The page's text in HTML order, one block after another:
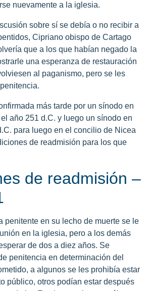
nuevamente a la iglesia.
sobre sí se debía o no recibir a
Cipriano obispo de Cartago
que a los que habían negado la
una esperanza de restauración
al paganismo, pero se les
más tarde por un sínodo en
año 251 d.C. y luego un sínodo en
para luego en el concilio de Nicea
de readmisión para los que
de readmisión –
penitente en su lecho de muerte se le
en la iglesia, pero a los demás
de dos a diez años. Se
penitencia en determinación del
a algunos se les prohibía estar
público, otros podían estar después